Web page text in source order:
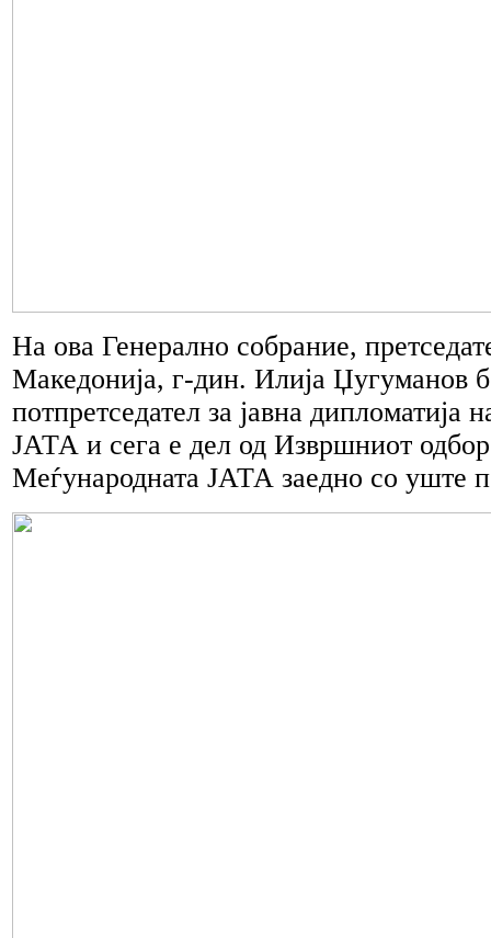
На ова Генерално собрание,
Македонија, г-дин. Илија Џугуманов
потпретседател за јавна дипломатија
ЈАТА и сега е дел од Извршниот
Меѓународната ЈАТА заедно со уште